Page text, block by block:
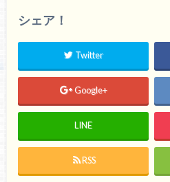
シェア！
Twitter
Google+
LINE
RSS